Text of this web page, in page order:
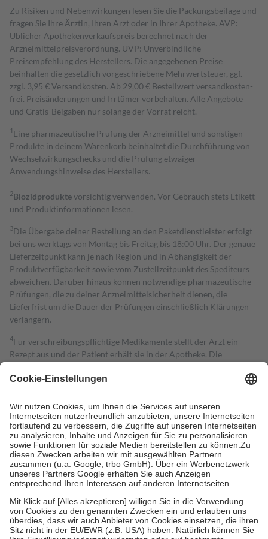
Zu Risiken und Nebenwirkungen lesen Sie die Packungsbeilage und
fragen Sie Ihre Ärztin, Ihren Arzt oder in Ihrer Apotheke. AVP:
Üblicher Apothekenverkaufspreis berechnet nach der
Arzneimittelpreisverordnung. UVP: Unverbindliche
Preisempfehlung des Herstellers. Die angegebenen Preise
beinhalten die gesetzlich vorgeschriebene Mehrwertsteuer, ggf.
zzgl. 3,95 € Versandkosten. Ab 29,00 € Bestell­wert versand­kosten­
frei. Preisänderungen und Irrtümer vorbehalten. Alle Angebote
und Gratis-Beigaben nur solange der Vorrat reicht.
1 Eine pharmazeutische Prüfung der Arzneimittel und sonstigen
Produkte in deinem Warenkorb beinhaltet die Durchführung von
Wechselwirkungschecks und die Prüfung etwaiger
Anwendungshinweise des Herstellers.
2Biozidproduktevorsichtig verwenden. Vor Gebrauch stets Etikett
und Produktinformationen lesen.
3Die Übergabe deiner Bestellung an den Paketdienstleister erfolgt
bei uns werktags von Montag bis Freitag bis 18:00 Uhr. Der genaue
Lieferzeitpunkt kann je nach Region und in Abhängigkeit der
Produktverfügbarkeit sowie vom Zustellzeitpunkt des Spediteurs
abweichen. Darüber hinaus können notwendige pharmazeutische
Prüfungen, die zu deiner Arzneimittelsicherheit dienen, die
Lieferfrist um die Dauer der Prüfungen einschließlich Klärungen
verlängern.
4Für verschreibungspflichtige Medikamente stellt der Arzt ein
Rezept aus und der Patient erhält sie in der Apotheke. Die
Kosten dafür, der Versicherte trägt einen Teil davon als Zuzahlung
Grundsätzlich leisten Mitglieder Zuzahlungen in Höhe von zehn
Prozent des Abgabepreises,mindestensjedochfünf Euround
höchstens zehn Euro.Es sind jedoch nie mehr als die tatsächlichen
Kosten der Leistung zu entrichten.
Diese Regeln gelten grundsätzlich auch für Online-Apotheken.
Bei Heilmitteln und häuslicher Krankenpflege beträgt die
Zuzahlung zehn Prozent der Kosten sowie zehn Euro je
Um das Engagement der Versicherten für ihre eigene Gesundheit zu
stärken und die besondere Stellung der Familie zu unterstützen,
fallenkeine Zuzahlungen an bei: